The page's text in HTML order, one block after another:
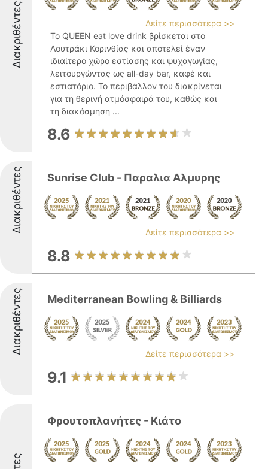
Διακριθέντες
Δείτε περισσότερα >>
Το QUEEN eat love drink βρίσκεται στο
Λουτράκι Κορινθίας και αποτελεί έναν
ιδιαίτερο χώρο εστίασης και ψυχαγωγίας,
λειτουργώντας ως all-day bar, καφέ και
εστιατόριο. Το περιβάλλον του διακρίνεται
για τη θερινή ατμόσφαιρά του, καθώς και
τη διακόσμηση ...
8.6
Διακριθέντες Sunrise Club - Παραλια Αλμυρης
Δείτε περισσότερα >>
8.8
Διακριθέντες Mediterranean Bowling & Billiards
Δείτε περισσότερα >>
9.1
Φρουτοπλανήτες - Κιάτο